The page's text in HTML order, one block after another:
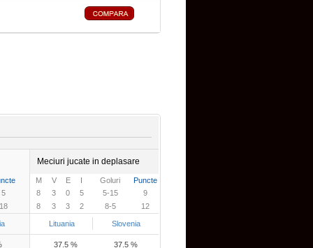
Meciuri jucate in deplasare
M V E I Goluri
Puncte
5
8 3 0 5 5-15
9
18
8 3 3 2 8-5 12
Lituania Slovenia
37.5 % 37.5 %